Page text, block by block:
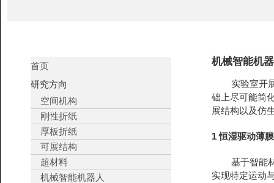
首页
研究方向
空间机构
刚性折纸
厚板折纸
可展结构
超材料
机械智能机器人
机械智能机
实验室开展
础上尽可能简
展结构以及仿
1 恒湿驱动薄
基于智能材
实现特定运动